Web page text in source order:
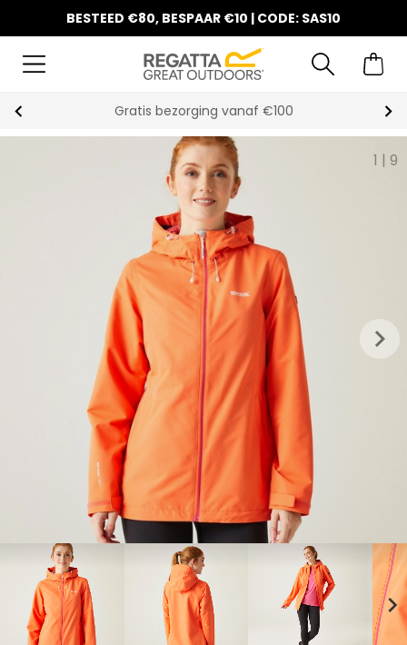
BESTEED €80, BESPAAR €10 | CODE: SAS10
Gratis bezorging vanaf €100
1 | 9
keyboard_arrow_right
chevron_right